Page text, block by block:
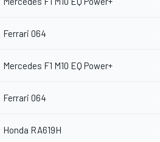
Ferrari 064
Mercedes F1 M10 EQ Power+
Ferrari 064
Honda RA619H